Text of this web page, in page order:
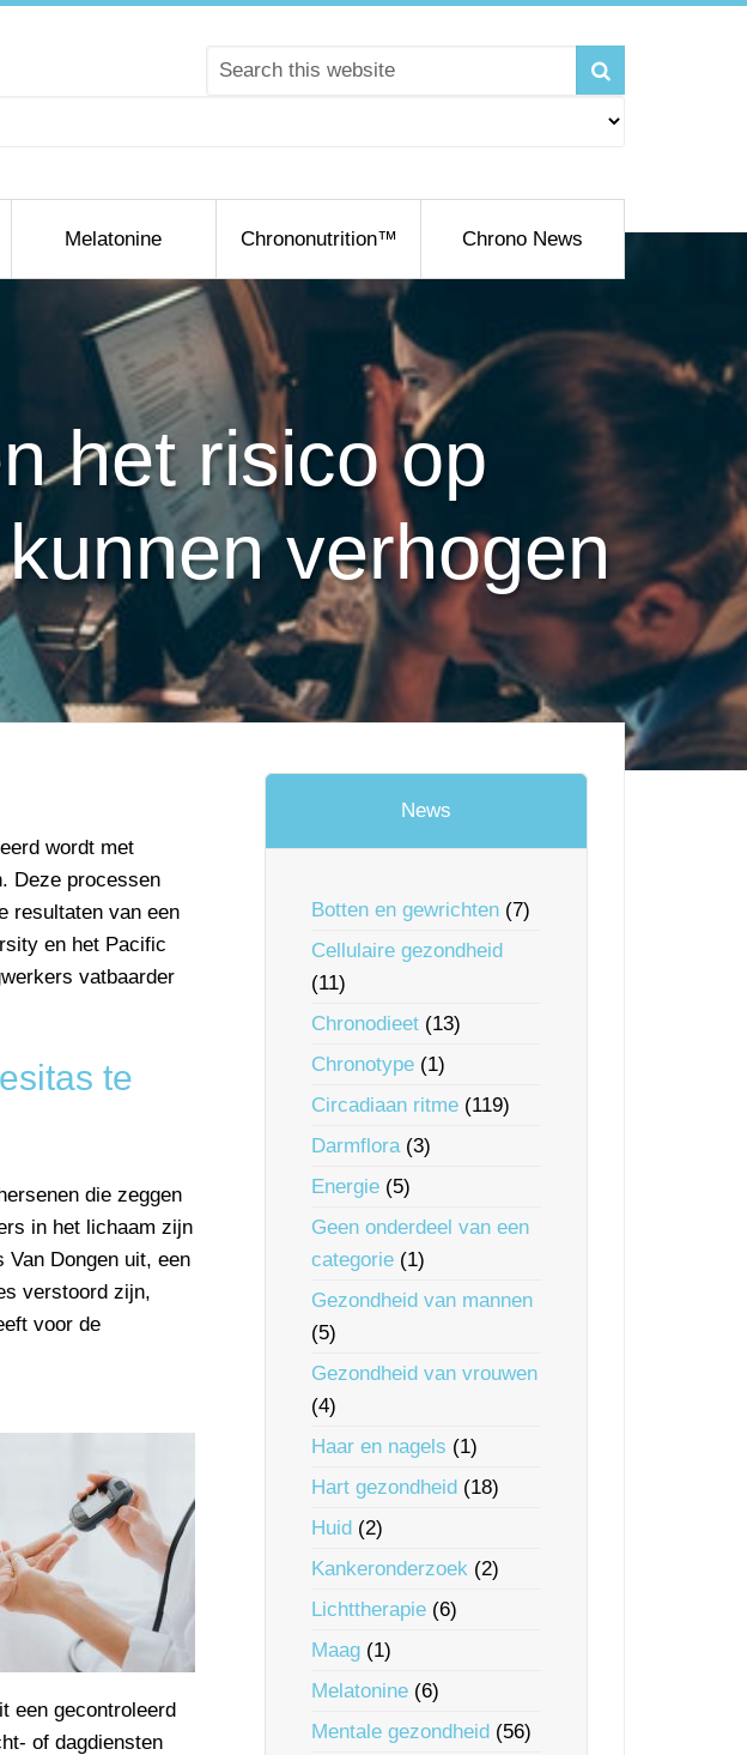
Melatonine Chrononutrition™ Chrono News
het risico op
verhogen
wordt met
Deze processen
resultaten van een
en het Pacific
vatbaarder
te
die zeggen
in het lichaam zijn
Van Dongen uit, een
verstoord zijn,
voor de
een gecontroleerd
of dagdiensten
News
Botten en gewrichten (7)
Cellulaire gezondheid
(11)
Chronodieet (13)
Chronotype (1)
Circadiaan ritme (119)
Darmflora(3)
Energie (5)
Geen onderdeel van een
categorie (1)
Gezondheid van mannen
(5)
Gezondheid van vrouwen
(4)
Haar en nagels (1)
Hart gezondheid (18)
Huid (2)
Kankeronderzoek (2)
Lichttherapie (6)
Maag (1)
Melatonine (6)
Mentale gezondheid (56)